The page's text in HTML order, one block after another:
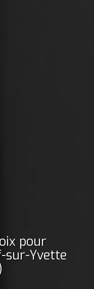
pour
sur-Yvette